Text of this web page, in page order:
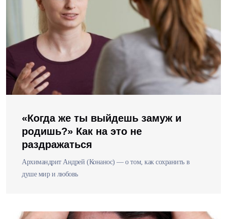
«Когда же ты выйдешь замуж и
родишь?» Как на это не
раздражаться
Архимандрит Андрей (Конанос) — о том, как сохранить в
душе мир и любовь